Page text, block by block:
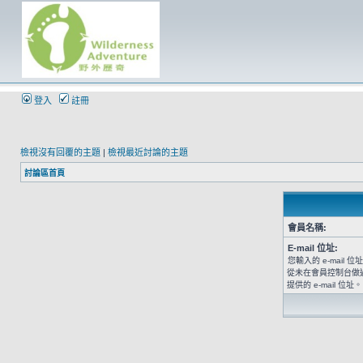
登入 註冊
檢視沒有回覆的主題 | 檢視最近討論的主題
討論區首頁
會員名稱:
E-mail 位址:
您輸入的 e-mail 位
從未在會員控制台做
提供的 e-mail 位址。